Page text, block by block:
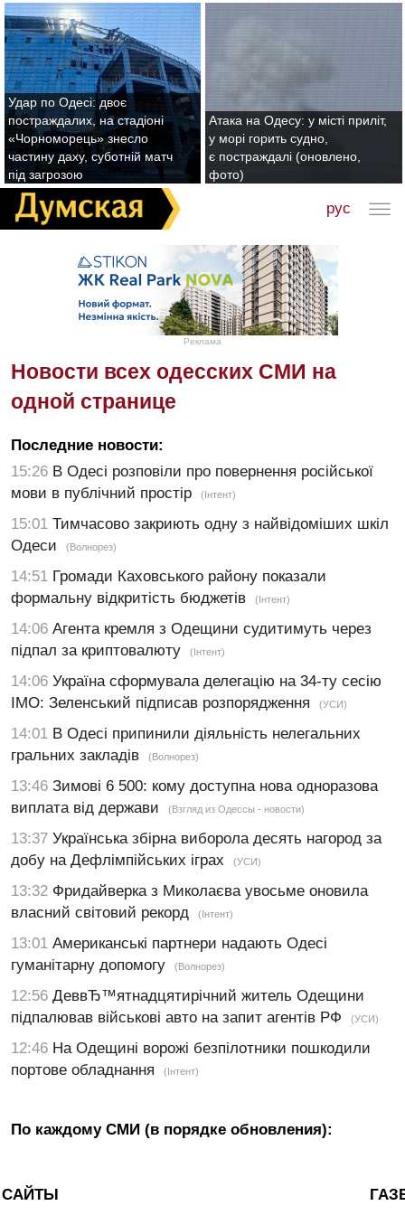
Удар по Одесі: двоє
постраждалих, на стадіоні
«Чорноморець» знесло
частину даху, суботній матч
під загрозою
Атака на Одесу: у місті приліт,
у морі горить судно,
є постраждалі (оновлено,
фото)
рус
Реклама
Новости всех одесских СМИ на
одной странице
Последние новости:
15:26 В Одесі розповіли про повернення російської
мови в публічний простір
(Інтент)
15:01 Тимчасово закриють одну з найвідоміших шкіл
Одеси
(Волнорез)
14:51 Громади Каховського району показали
формальну відкритість бюджетів
(Інтент)
14:06 Агента кремля з Одещини судитимуть через
підпал за криптовалюту
(Інтент)
14:06 Україна сформувала делегацію на 34-ту сесію
ІМО: Зеленський підписав розпорядження
(УСИ)
14:01 В Одесі припинили діяльність нелегальних
гральних закладів
(Волнорез)
13:46 Зимові 6 500: кому доступна нова одноразова
виплата від держави
(Взгляд из Одессы - новости)
13:37 Українська збірна виборола десять нагород за
добу на Дефлімпійських іграх
(УСИ)
13:32 Фридайверка з Миколаєва увосьме оновила
власний світовий рекорд
(Інтент)
13:01 Американські партнери надають Одесі
гуманітарну допомогу
(Волнорез)
12:56 ДеввЂ™ятнадцятирічний житель Одещини
підпалював військові авто на запит агентів РФ
(УСИ)
12:46 На Одещині ворожі безпілотники пошкодили
портове обладнання
(Інтент)
По каждому СМИ (в порядке обновления):
САЙТЫ